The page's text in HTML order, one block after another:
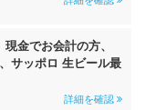
金でお会計の方、
サッポロ 生ビール最
詳細を確認